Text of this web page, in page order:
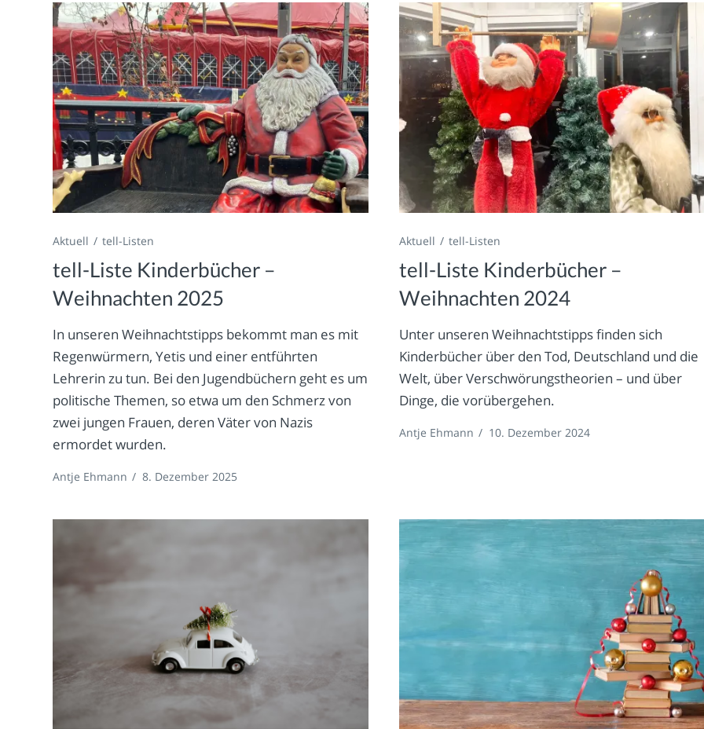
Aktuell tell-Listen
tell-Liste Kinderbücher –
Weihnachten 2025
In unseren Weihnachtstipps bekommt man es mit
Regenwürmern, Yetis und einer entführten
Lehrerin zu tun. Bei den Jugendbüchern geht es um
politische Themen, so etwa um den Schmerz von
zwei jungen Frauen, deren Väter von Nazis
ermordet wurden.
Antje Ehmann / 8. Dezember 2025
Aktuell tell-Listen
tell-Liste Kinderbücher –
Weihnachten 2024
Unter unseren Weihnachtstipps finden sich
Kinderbücher über den Tod, Deutschland und die
Welt, über Verschwörungstheorien – und über
Dinge, die vorübergehen.
Antje Ehmann / 10. Dezember 2024